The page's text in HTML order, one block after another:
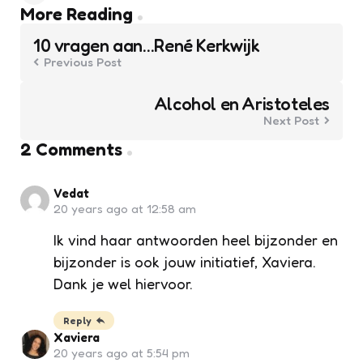
More Reading
Post
navigation
10 vragen aan…René Kerkwijk
Previous Post
Alcohol en Aristoteles
Next Post
2 Comments
Vedat
20 years ago at 12:58 am
Ik vind haar antwoorden heel bijzonder en
bijzonder is ook jouw initiatief, Xaviera.
Dank je wel hiervoor.
Reply
Xaviera
20 years ago at 5:54 pm